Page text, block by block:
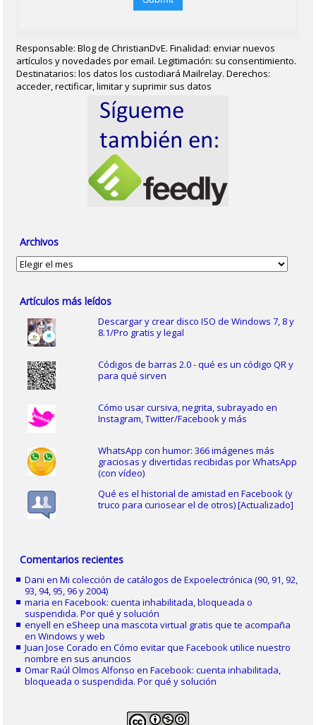
Responsable: Blog de ChristianDvE. Finalidad: enviar nuevos
artículos y novedades por email. Legitimación: su consentimiento.
Destinatarios: los datos los custodiará Mailrelay. Derechos:
acceder, rectificar, limitar y suprimir sus datos
Archivos
Archivos
Artículos más leídos
Descargar y crear disco ISO de Windows 7, 8 y
8.1/Pro gratis y legal
Códigos de barras 2.0 - qué es un código QR y
para qué sirven
Cómo usar cursiva, negrita, subrayado en
Instagram, Twitter/Facebook y más
WhatsApp con humor: 366 imágenes más
graciosas y divertidas recibidas por WhatsApp
(con vídeo)
Qué es el historial de amistad en Facebook (y
truco para curiosear el de otros) [Actualizado]
Comentarios recientes
Dani enMi colección de catálogos de Expoelectrónica (90, 91, 92,
93, 94, 95, 96 y 2004)
maria enFacebook: cuenta inhabilitada, bloqueada o
suspendida. Por qué y solución
enyell eneSheep una mascota virtual gratis que te acompaña
en Windows y web
Juan Jose Corado enCómo evitar que Facebook utilice nuestro
nombre en sus anuncios
Omar Raúl Olmos Alfonso enFacebook: cuenta inhabilitada,
bloqueada o suspendida. Por qué y solución